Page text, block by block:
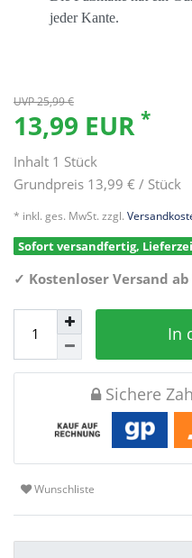
jeder Kante.
UVP 25,99 €
13,99 EUR *
Inhalt 1 Stück
Grundpreis 13,99 € / Stück
* inkl. ges. MwSt. zzgl.
Sofort versandfertig,
✓ Kostenloser Versand
In
Sichere
Wunschliste